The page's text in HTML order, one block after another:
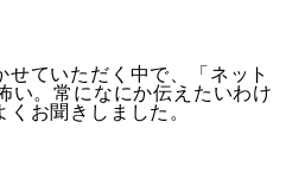
せていただく中で、「ネット
い。常になにか伝えたいわけ
お聞きしました。